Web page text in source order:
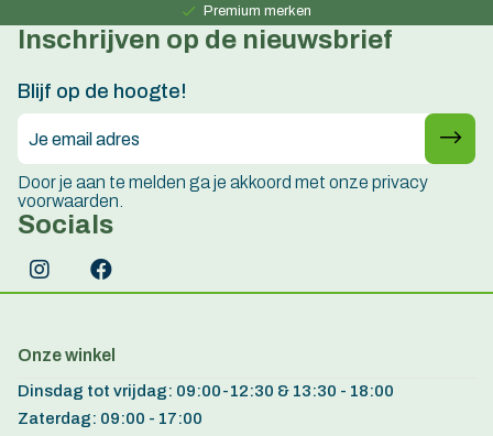
Premium merken
Persoonlijk advies
Inschrijven op de nieuwsbrief
Blijf op de hoogte!
Door je aan te melden ga je akkoord met onze privacy
voorwaarden.
Socials
Onze winkel
Dinsdag tot vrijdag: 09:00-12:30 & 13:30 - 18:00
Zaterdag: 09:00 - 17:00